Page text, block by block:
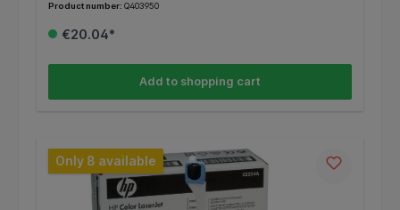
schoon. * Weten of je de juiste opvangbak hebt? Kijk dan bij
staat.
Product number: Q403950
€20.04*
Add to shopping cart
Only 8 available